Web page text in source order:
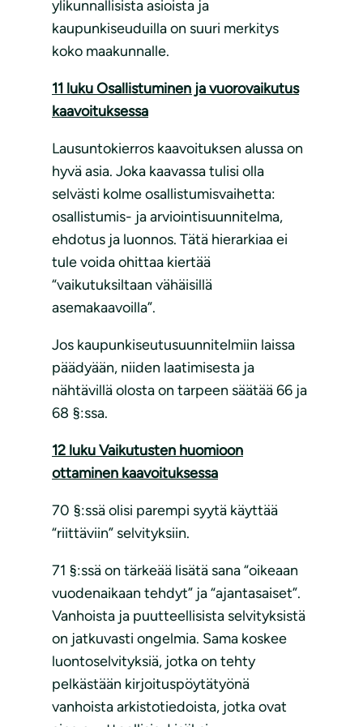
ylikunnallisista asioista ja
kaupunkiseuduilla on suuri merkitys
koko maakunnalle.
11 luku Osallistuminen ja vuorovaikutus
kaavoituksessa
Lausuntokierros kaavoituksen alussa on
hyvä asia. Joka kaavassa tulisi olla
selvästi kolme osallistumisvaihetta:
osallistumis- ja arviointisuunnitelma,
ehdotus ja luonnos. Tätä hierarkiaa ei
tule voida ohittaa kiertää
“vaikutuksiltaan vähäisillä
asemakaavoilla”.
Jos kaupunkiseutusuunnitelmiin laissa
päädyään, niiden laatimisesta ja
nähtävillä olosta on tarpeen säätää 66 ja
68 §:ssa.
12 luku Vaikutusten huomioon
ottaminen kaavoituksessa
70 §:ssä olisi parempi syytä käyttää
“riittäviin” selvityksiin.
71 §:ssä on tärkeää lisätä sana “oikeaan
vuodenaikaan tehdyt” ja “ajantasaiset”.
Vanhoista ja puutteellisista selvityksistä
on jatkuvasti ongelmia. Sama koskee
luontoselvityksiä, jotka on tehty
pelkästään kirjoituspöytätyönä
vanhoista arkistotiedoista, jotka ovat